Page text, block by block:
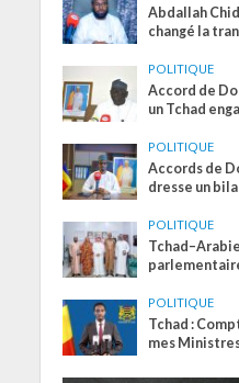
Abdallah
changé la
POLITIQUE
Accord de
un Tchad
POLITIQUE
Accords de
dresse un
POLITIQUE
POLITIQUE
Tchad :
mes